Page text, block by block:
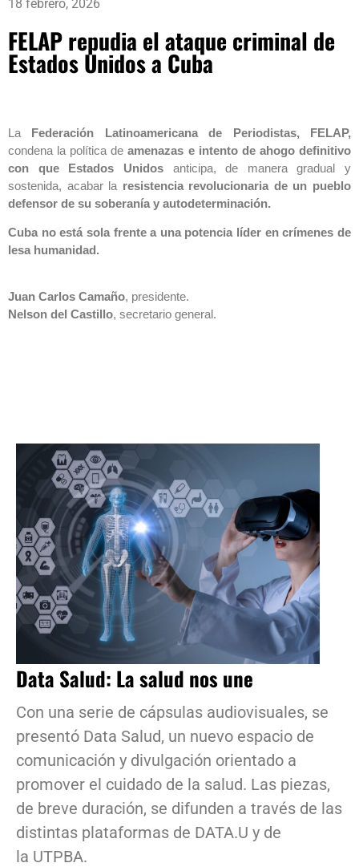
18 febrero, 2026
FELAP repudia el ataque criminal de
Estados Unidos a Cuba
La Federación Latinoamericana de Periodistas, FELAP,
condena la política deamenazas e intento de ahogo definitivo
con que Estados Unidos anticipa, de manera gradual y
sostenida, acabar la resistencia revolucionaria de un pueblo
defensor de su soberanía y autodeterminación.
Cuba no está sola frente a una potencia líder en crímenes de
lesa humanidad.
Juan Carlos Camaño, presidente.
Nelson del Castillo, secretario general.
Data Salud: La salud nos une
Con una serie de cápsulas audiovisuales, se
presentó Data Salud, un nuevo espacio de
comunicación y divulgación orientado a
promover el cuidado de la salud. Las piezas,
de breve duración, se difunden a través de las
distintas plataformas de DATA.U y de
la UTPBA.